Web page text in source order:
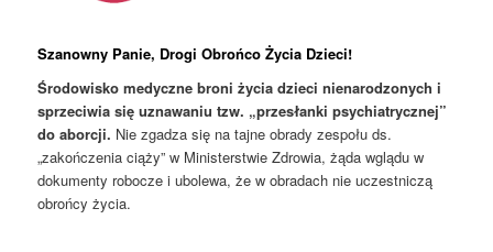
Szanowny Panie, Drogi Obrońco Życia Dzieci!
Środowisko medyczne broni życia dzieci nienarodzonych i
sprzeciwia się uznawaniu tzw. „przesłanki psychiatrycznej”
do aborcji. Nie zgadza się na tajne obrady zespołu ds.
„zakończenia ciąży” w Ministerstwie Zdrowia, żąda wglądu w
dokumenty robocze i ubolewa, że w obradach nie uczestniczą
obrońcy życia.